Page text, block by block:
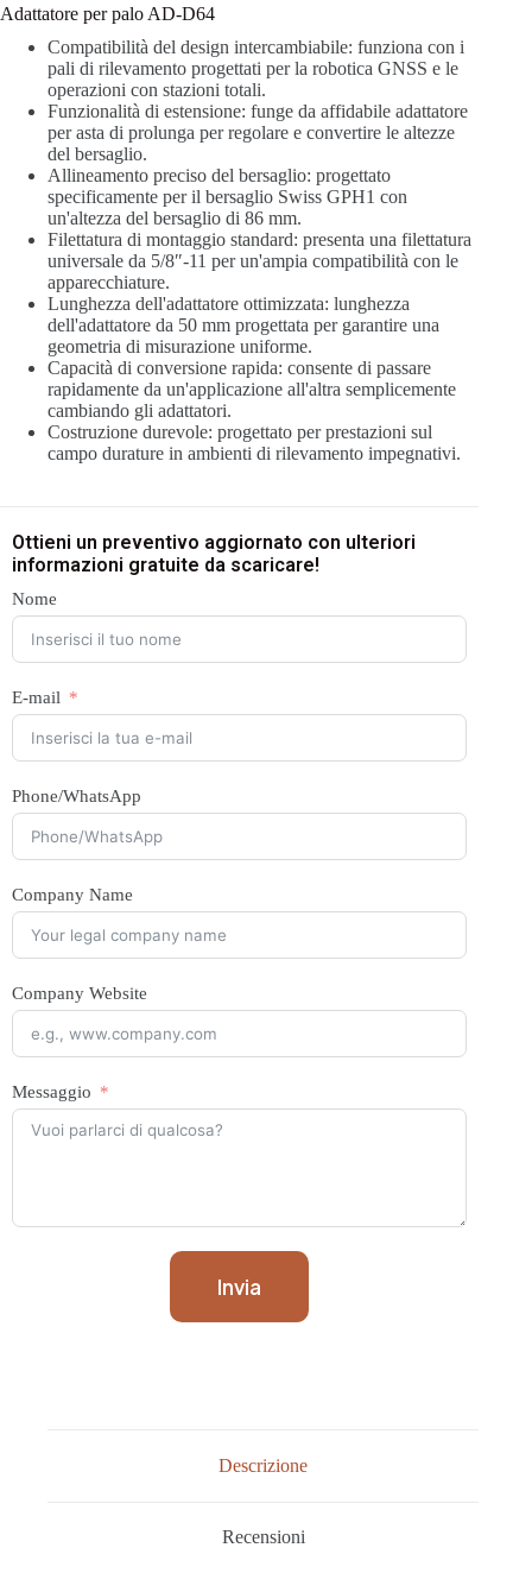
Adattatore per palo AD-D64
Compatibilità del design intercambiabile: funziona con i
pali di rilevamento progettati per la robotica GNSS e le
operazioni con stazioni totali.
Funzionalità di estensione: funge da affidabile adattatore
per asta di prolunga per regolare e convertire le altezze
del bersaglio.
Allineamento preciso del bersaglio: progettato
specificamente per il bersaglio Swiss GPH1 con
un'altezza del bersaglio di 86 mm.
Filettatura di montaggio standard: presenta una filettatura
universale da 5/8″-11 per un'ampia compatibilità con le
apparecchiature.
Lunghezza dell'adattatore ottimizzata: lunghezza
dell'adattatore da 50 mm progettata per garantire una
geometria di misurazione uniforme.
Capacità di conversione rapida: consente di passare
rapidamente da un'applicazione all'altra semplicemente
cambiando gli adattatori.
Costruzione durevole: progettato per prestazioni sul
campo durature in ambienti di rilevamento impegnativi.
Ottieni un preventivo aggiornato con ulteriori
informazioni gratuite da scaricare!
Nome
E-mail
Phone/WhatsApp
Company Name
Company Website
Messaggio
Invia
Descrizione
Recensioni